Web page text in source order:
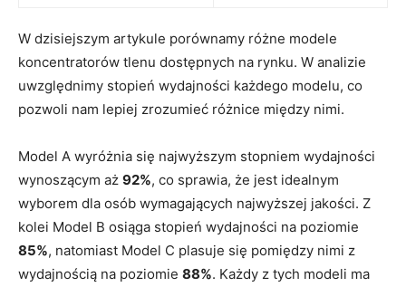
W dzisiejszym artykule porównamy różne modele
koncentratorów tlenu dostępnych na rynku. W analizie
uwzględnimy stopień wydajności każdego modelu, co
pozwoli nam lepiej zrozumieć różnice między nimi.
Model A wyróżnia się najwyższym stopniem wydajności
wynoszącym aż 92%, co sprawia, że jest idealnym
wyborem dla osób wymagających najwyższej jakości. Z
kolei Model B osiąga stopień wydajności na poziomie
85%, natomiast Model C plasuje się pomiędzy nimi z
wydajnością na poziomie 88%. Każdy z tych modeli ma